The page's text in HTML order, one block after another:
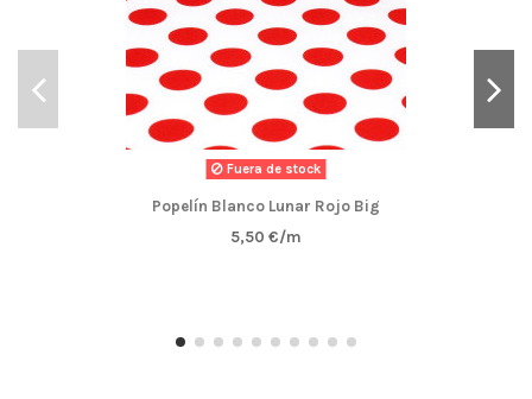
Fuera de stock
Popelín Blanco Lunar Rojo Big
5,50 €/m